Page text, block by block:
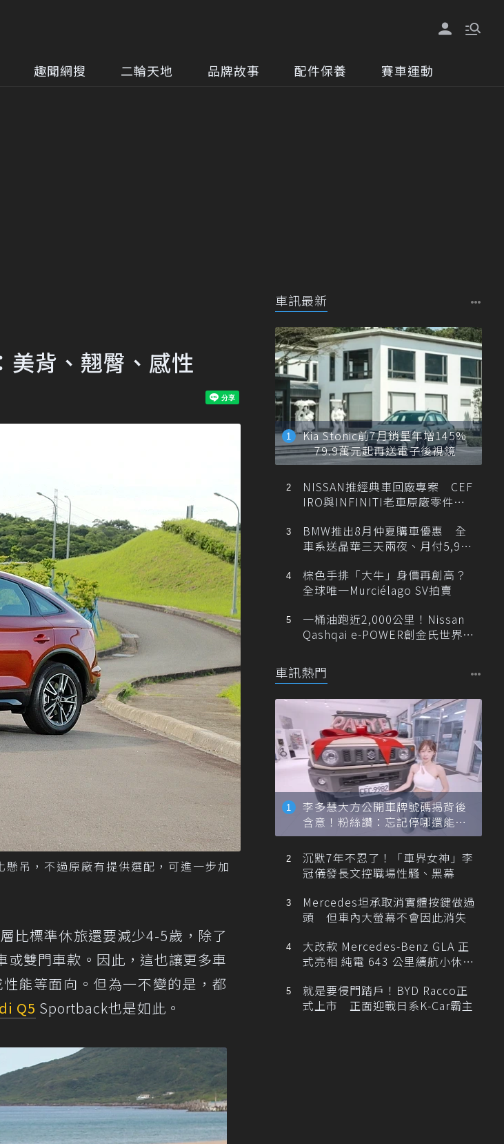
趣聞網搜 二輪天地 品牌故事 配件保養 賽車運動
背、翹臀、感性
，不過原廠有提供選配，可進一步加
比標準休旅還要減少4-5歲，除了
雙門車款。因此，這也讓更多車
能等面向。但為一不變的是，都
Q5 Sportback也是如此。
車訊最新
Kia Stonic前7月銷量年增145%
79.9萬元起再送電子後視鏡
NISSAN推經典車回廠專案 CEF
IRO與INFINITI老車原廠零件最
BMW推出8月仲夏購車優惠 全
車系送晶華三天兩夜、月付5,900
棕色手排「大牛」身價再創高？
全球唯一Murciélago SV拍賣
一桶油跑近2,000公里！Nissan
Qashqai e-POWER創金氏世界紀
車訊熱門
李多慧大方公開車牌號碼揭背後
含意！粉絲讚：忘記停哪還能幫
忙找車
沉默7年不忍了！「車界女神」李
冠儀發長文控職場性騷、黑幕
Mercedes坦承取消實體按鍵做過
頭 但車內大螢幕不會因此消失
大改款 Mercedes-Benz GLA 正
式亮相 純電 643 公里續航小休
就是要侵門踏戶！BYD Racco正
式上市 正面迎戰日系K-Car霸主